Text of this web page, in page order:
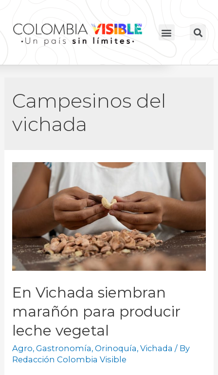
Campesinos del
vichada
En Vichada siembran
marañón para producir
leche vegetal
Agro,Gastronomía,Orinoquía,Vichada / By
Redacción Colombia Visible